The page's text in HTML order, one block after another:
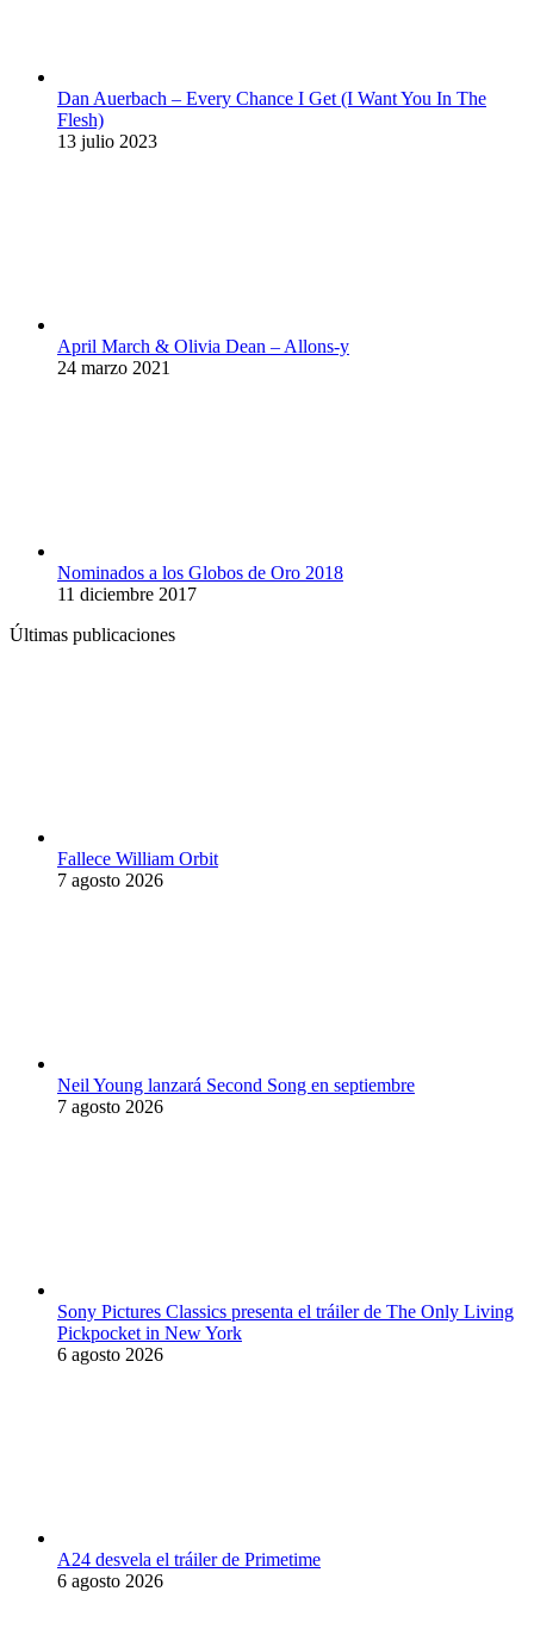
Dan Auerbach – Every Chance I Get (I Want You In The
Flesh)
13 julio 2023
April March & Olivia Dean – Allons-y
24 marzo 2021
Nominados a los Globos de Oro 2018
11 diciembre 2017
Últimas publicaciones
Fallece William Orbit
7 agosto 2026
Neil Young lanzará Second Song en septiembre
7 agosto 2026
Sony Pictures Classics presenta el tráiler de The Only Living
Pickpocket in New York
6 agosto 2026
A24 desvela el tráiler de Primetime
6 agosto 2026